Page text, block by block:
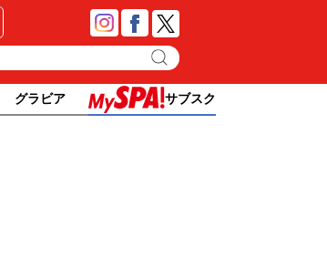
グラビア サブスク